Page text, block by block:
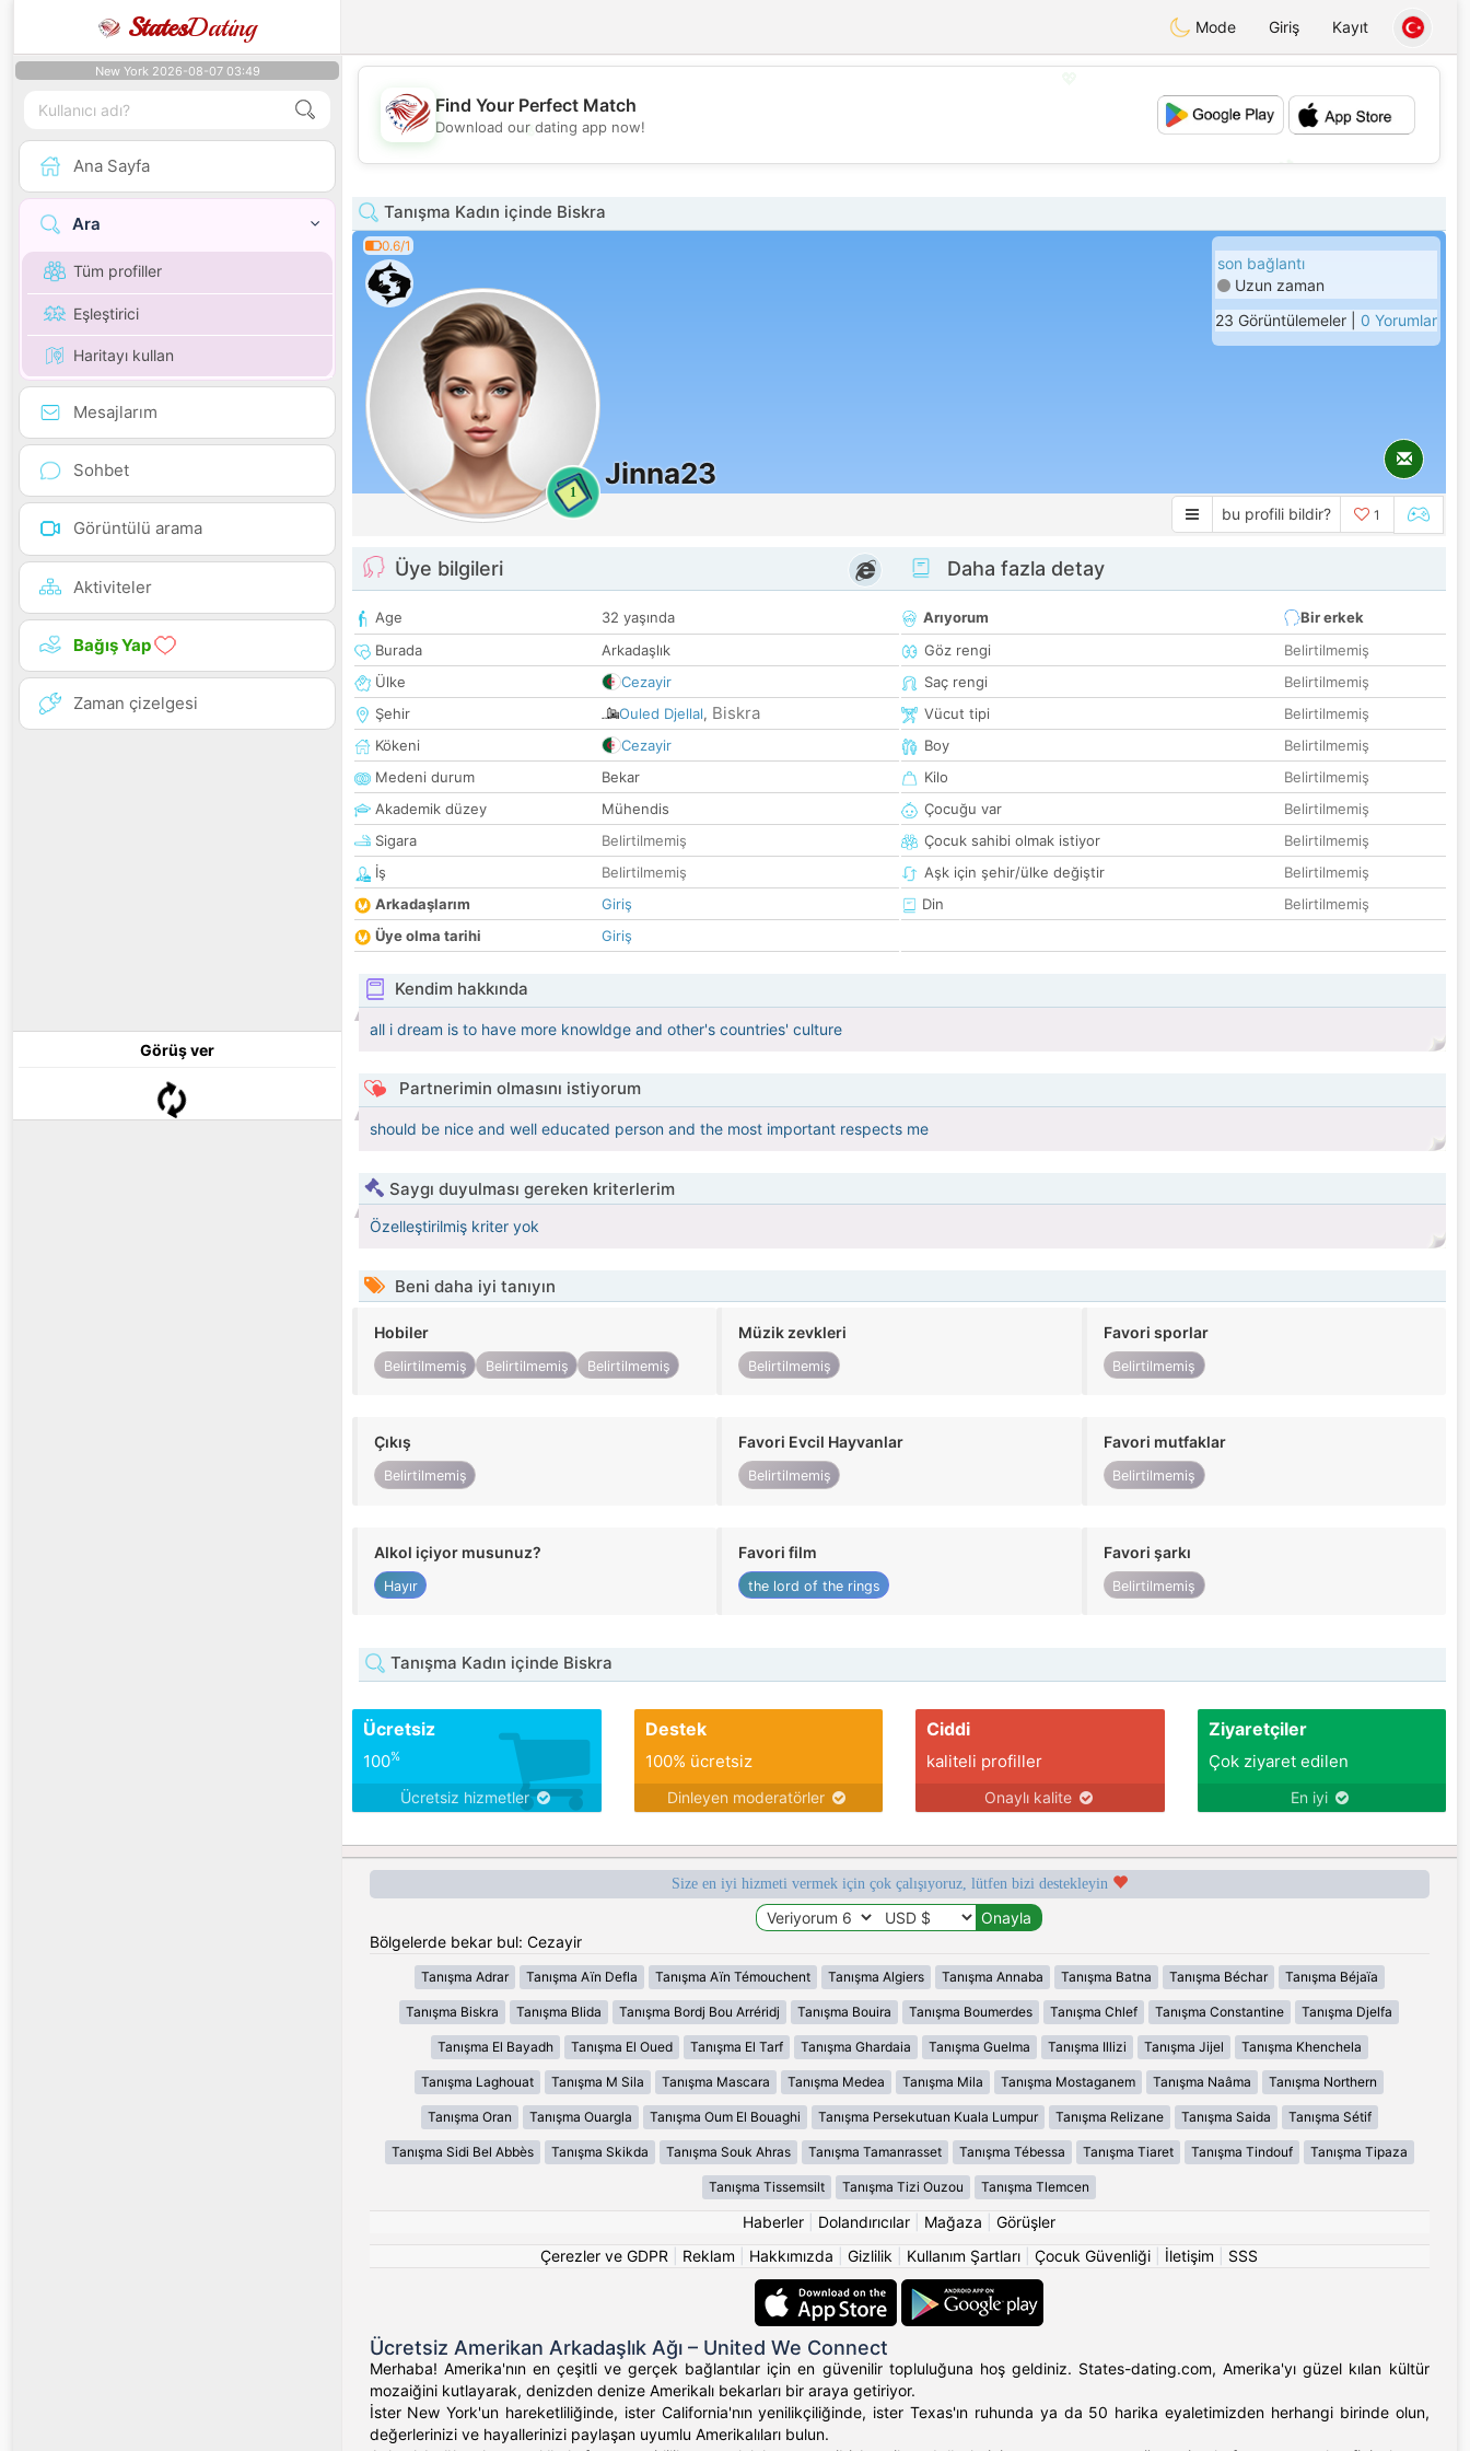
StatesDating Mode Giriş Kayıt
New York 2026-08-07 03:49
Ana Sayfa
Ara
Tüm profiller
Eşleştirici
Haritayı kullan
Mesajlarım
Sohbet
Görüntülü arama
Aktiviteler
Bağış Yap
Zaman çizelgesi
Görüş ver
💖
💕
Find Your Perfect Match
Download our dating app now!
Tanışma Kadın içinde Biskra
0.6/1
1
Jinna23
son bağlantı
Uzun zaman
23 Görüntülemeler | 0 Yorumlar
bu profili bildir? 1
Üye bilgileri
Age
32 yaşında
Burada
Arkadaşlık
Ülke
Cezayir
Şehir
Ouled Djellal, Biskra
Kökeni
Cezayir
Medeni durum
Bekar
Akademik düzey
Mühendis
Sigara
Belirtilmemiş
İş
Belirtilmemiş
Arkadaşlarım
Giriş
Üye olma tarihi
Giriş
Daha fazla detay
Arıyorum
Bir erkek
Göz rengi
Belirtilmemiş
Saç rengi
Belirtilmemiş
Vücut tipi
Belirtilmemiş
Boy
Belirtilmemiş
Kilo
Belirtilmemiş
Çocuğu var
Belirtilmemiş
Çocuk sahibi olmak istiyor
Belirtilmemiş
Aşk için şehir/ülke değiştir
Belirtilmemiş
Din
Belirtilmemiş
Kendim hakkında
all i dream is to have more knowldge and other's countries' culture
Partnerimin olmasını istiyorum
should be nice and well educated person and the most important respects me
Saygı duyulması gereken kriterlerim
Özelleştirilmiş kriter yok
Beni daha iyi tanıyın
Hobiler
Belirtilmemiş Belirtilmemiş Belirtilmemiş
Müzik zevkleri
Belirtilmemiş
Favori sporlar
Belirtilmemiş
Çıkış
Belirtilmemiş
Favori Evcil Hayvanlar
Belirtilmemiş
Favori mutfaklar
Belirtilmemiş
Alkol içiyor musunuz?
Hayır
Favori film
the lord of the rings
Favori şarkı
Belirtilmemiş
Tanışma Kadın içinde Biskra
Ücretsiz
100%
Ücretsiz hizmetler
Destek
100% ücretsiz
Dinleyen moderatörler
Ciddi
kaliteli profiller
Onaylı kalite
Ziyaretçiler
Çok ziyaret edilen
En iyi
Size en iyi hizmeti vermek için çok çalışıyoruz, lütfen bizi destekleyin
Bölgelerde bekar bul: Cezayir
Tanışma Adrar Tanışma Aïn Defla Tanışma Aïn Témouchent Tanışma Algiers Tanışma Annaba Tanışma Batna Tanışma Béchar Tanışma Béjaïa
Tanışma Biskra Tanışma Blida Tanışma Bordj Bou Arréridj Tanışma Bouira Tanışma Boumerdes Tanışma Chlef Tanışma Constantine Tanışma Djelfa
Tanışma El Bayadh Tanışma El Oued Tanışma El Tarf Tanışma Ghardaia Tanışma Guelma Tanışma Illizi Tanışma Jijel Tanışma Khenchela
Tanışma Laghouat Tanışma M Sila Tanışma Mascara Tanışma Medea Tanışma Mila Tanışma Mostaganem Tanışma Naâma Tanışma Northern
Tanışma Oran Tanışma Ouargla Tanışma Oum El Bouaghi Tanışma Persekutuan Kuala Lumpur Tanışma Relizane Tanışma Saida Tanışma Sétif
Tanışma Sidi Bel Abbès Tanışma Skikda Tanışma Souk Ahras Tanışma Tamanrasset Tanışma Tébessa Tanışma Tiaret Tanışma Tindouf Tanışma Tipaza
Tanışma Tissemsilt Tanışma Tizi Ouzou Tanışma Tlemcen
Haberler Dolandırıcılar Mağaza
Görüşler
Çerezler ve GDPR
Reklam Hakkımızda Gizlilik Kullanım Şartları Çocuk Güvenliği İletişim SSS
Ücretsiz Amerikan Arkadaşlık Ağı – United We Connect
Merhaba! Amerika'nın en çeşitli ve gerçek bağlantılar için en güvenilir topluluğuna hoş geldiniz. States-dating.com, Amerika'yı güzel kılan kültür
mozaiğini kutlayarak, denizden denize Amerikalı bekarları bir araya getiriyor.
İster New York'un hareketliliğinde, ister California'nın yenilikçiliğinde, ister Texas'ın ruhunda ya da 50 harika eyaletimizden herhangi birinde olun,
değerlerinizi ve hayallerinizi paylaşan uyumlu Amerikalıları bulun.